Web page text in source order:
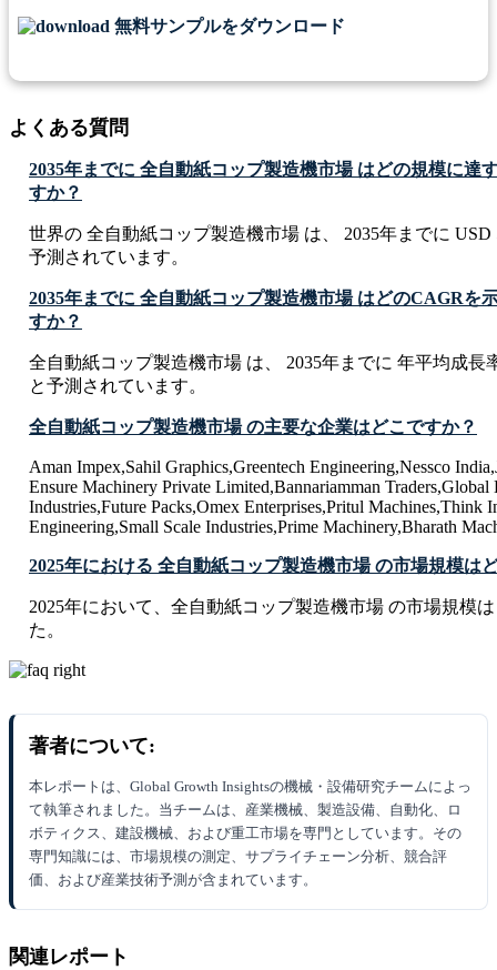
無料サンプルをダウンロード
よくある質問
2035年までに 全自動紙コップ製造機市場 はどの規模に達
すか？
世界の 全自動紙コップ製造機市場 は、 2035年までに
予測されています。
2035年までに 全自動紙コップ製造機市場 はどのCAGRを
すか？
全自動紙コップ製造機市場 は、 2035年までに 年平均成長
と予測されています。
全自動紙コップ製造機市場 の主要な企業はどこですか？
Aman Impex,Sahil Graphics,Greentech Engineering,Nessco
Ensure Machinery Private Limited,Bannariamman Traders,Global
Industries,Future Packs,Omex Enterprises,Pritul Machines,Think
Engineering,Small Scale Industries,Prime Machinery,Bharath
2025年における 全自動紙コップ製造機市場 の市場規模は
2025年において、全自動紙コップ製造機市場 の市場規模
た。
著者について:
本レポートは、Global Growth Insightsの機械・設備研究チームによっ
て執筆されました。当チームは、産業機械、製造設備、自動化、ロ
ボティクス、建設機械、および重工市場を専門としています。その
専門知識には、市場規模の測定、サプライチェーン分析、競合評
価、および産業技術予測が含まれています。
関連レポート